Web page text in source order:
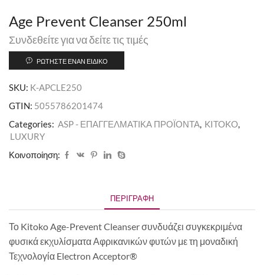
Age Prevent Cleanser 250ml
Συνδεθείτε για να δείτε τις τιμές
ΡΩΤΉΣΤΕ ΈΝΑΝ ΕΙΔΙΚΌ
SKU: K-APCLE250
GTIN: 5055786201474
Categories: ASP - ΕΠΑΓΓΕΛΜΑΤΙΚΑ ΠΡΟΪΟΝΤΑ, KITOKO,
LUXURY
Κοινοποίηση:
ΠΕΡΙΓΡΑΦΉ
Το Kitoko Age-Prevent Cleanser συνδυάζει συγκεκριμένα
φυσικά εκχυλίσματα Αφρικανικών φυτών με τη μοναδική
Τεχνολογία Electron Acceptor®